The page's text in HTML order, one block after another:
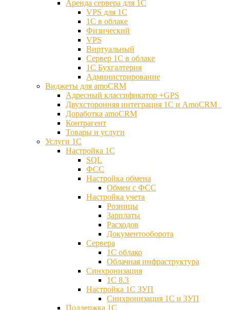
Аренда сервера для 1С
VPS для 1С
1С в облаке
Физический
VPS
Виртуальный
Сервер 1С в облаке
1С Бухгалтерия
Администрирование
Виджеты для amoCRM
Адресный классификатор +GPS
Двухсторонняя интеграция 1С и AmoCRM
Доработка amoCRM
Контрагент
Товары и услуги
Услуги 1С
Настройка 1С
SQL
ФСС
Настройка обмена
Обмен с ФСС
Настройка учета
Розницы
Зарплаты
Расходов
Документооборота
Сервера
1С облако
Облачная инфраструктура
Синхронизация
1С 8.3
Настройка 1С ЗУП
Синхронизация 1С и ЗУП
Поддержка 1С